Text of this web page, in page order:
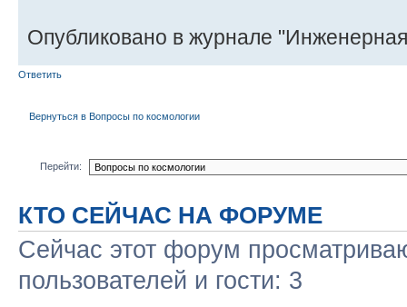
Опубликовано в журнале
Ответить
Вернуться в Вопросы по космологии
Перейти:
КТО СЕЙЧАС НА ФОРУМЕ
Сейчас этот форум
пользователей и гости: 3